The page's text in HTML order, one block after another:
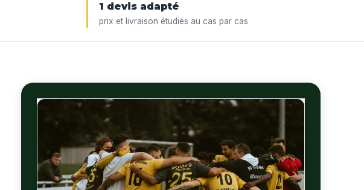
1 devis adapté
prix et livraison étudiés au cas par cas